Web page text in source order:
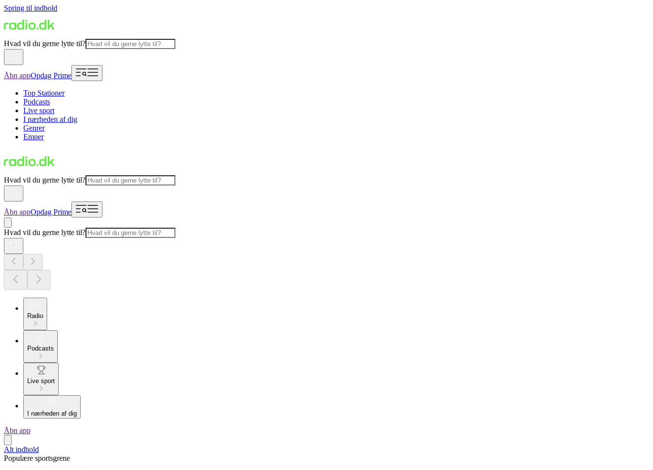
Spring til indhold
Hvad vil du gerne lytte til?
Åbn appOpdag Prime
Top Stationer
Podcasts
Live sport
I nærheden af dig
Genrer
Emner
Hvad vil du gerne lytte til?
Åbn appOpdag Prime
Hvad vil du gerne lytte til?
Radio
Podcasts
Live sport
I nærheden af dig
Åbn app
Alt indhold
Populære sportsgrene